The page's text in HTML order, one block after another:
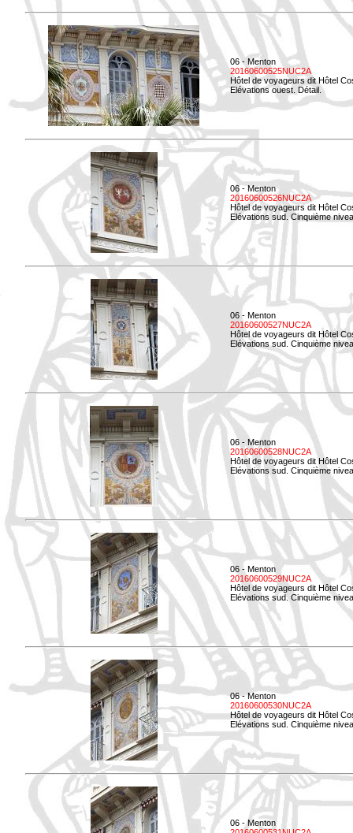
06 - Menton
20160600525NUC2A
Hôtel de voyageurs dit Hôtel
Elévations ouest. Détail.
06 - Menton
20160600526NUC2A
Hôtel de voyageurs dit Hôtel
Elévations sud. Cinquième
06 - Menton
20160600527NUC2A
Hôtel de voyageurs dit Hôtel
Elévations sud. Cinquième
06 - Menton
20160600528NUC2A
Hôtel de voyageurs dit Hôtel
Elévations sud. Cinquième
06 - Menton
20160600529NUC2A
Hôtel de voyageurs dit Hôtel
Elévations sud. Cinquième
06 - Menton
20160600530NUC2A
Hôtel de voyageurs dit Hôtel
Elévations sud. Cinquième
06 - Menton